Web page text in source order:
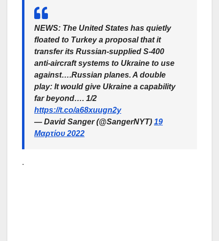
NEWS: The United States has quietly
floated to Turkey a proposal that it
transfer its Russian-supplied S-400
anti-aircraft systems to Ukraine to use
against….Russian planes. A double
play: It would give Ukraine a capability
far beyond…. 1/2
https://t.co/a68xuugn2y
— David Sanger (@SangerNYT) 19
Μαρτίου 2022
.